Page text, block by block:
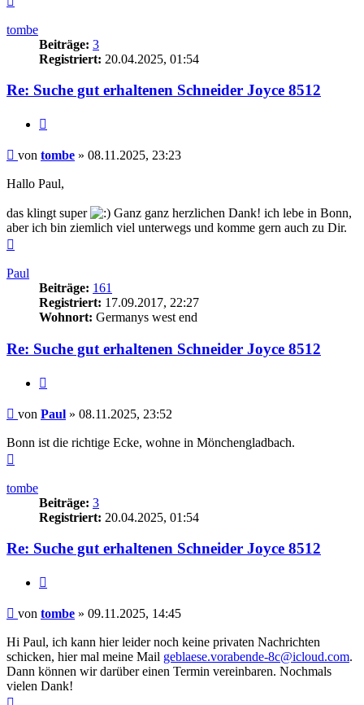
tombe
Beiträge: 3
Registriert: 20.04.2025, 01:54
Re: Suche gut erhaltenen Schneider Joyce 8512
Beitrag
von tombe » 08.11.2025, 23:23
Hallo Paul,
das klingt super
Ganz ganz herzlichen Dank! ich lebe in Bonn,
aber ich bin ziemlich viel unterwegs und komme gern auch zu Dir.
Paul
Beiträge: 161
Registriert: 17.09.2017, 22:27
Wohnort: Germanys west end
Re: Suche gut erhaltenen Schneider Joyce 8512
Beitrag
von Paul » 08.11.2025, 23:52
Bonn ist die richtige Ecke, wohne in Mönchengladbach.
tombe
Beiträge: 3
Registriert: 20.04.2025, 01:54
Re: Suche gut erhaltenen Schneider Joyce 8512
Beitrag
von tombe » 09.11.2025, 14:45
Hi Paul, ich kann hier leider noch keine privaten Nachrichten
schicken, hier mal meine Mail geblaese.vorabende-8c@icloud.com.
Dann können wir darüber einen Termin vereinbaren. Nochmals
vielen Dank!